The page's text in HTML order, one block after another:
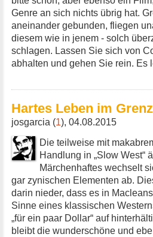
Genre an sich nichts übrig hat.
aneinander gebunden, fliegen
diesem wie in jenem - solch
schlagen. Lassen Sie sich von
abhalten und gehen Sie rein. Es
Hartes Leben im
josgarcia (1), 04.08.2015
Die teilweise mit
Handlung in „Slow West“
Märchenhaftes wechselt
gar zynischen Elementen ab.
darin nieder, dass es in
Sinne eines klassischen
„für ein paar Dollar“ auf
bleibt die wunderschöne und